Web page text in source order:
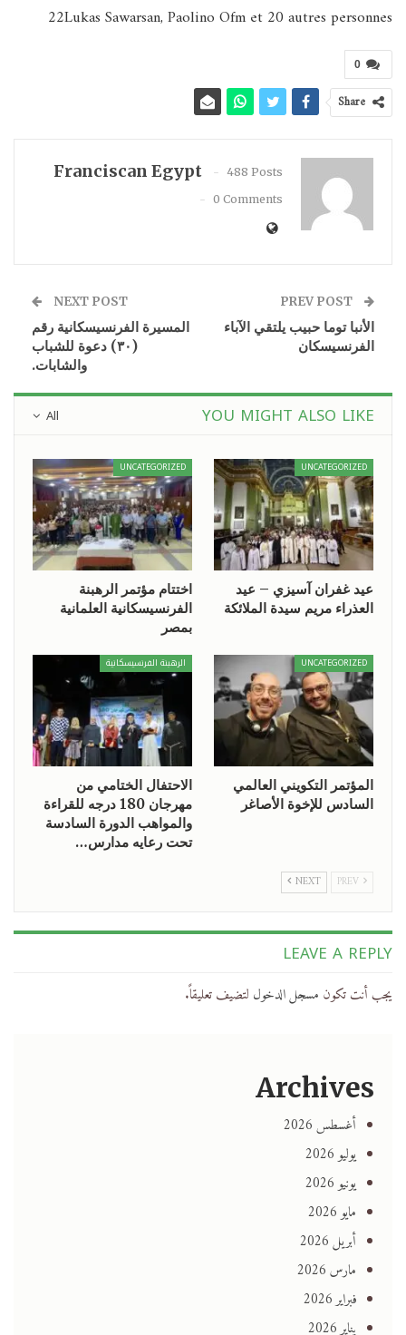
22Lukas Sawarsan, Paolino Ofm et 20 autres personnes
0
Share
Franciscan Egypt
488 Posts
0 Comments
الأنبا توما حبيب يلتقي الآباء
الفرنسيسكان
NEXT POST
المسيرة الفرنسيسكانية رقم
(٣٠) دعوة للشباب
والشابات.
All YOU MIGHT ALSO LIKE
UNCATEGORIZED
عيد غفران آسيزي – عيد
العذراء مريم سيدة الملائكة
UNCATEGORIZED
اختتام مؤتمر الرهبنة
الفرنسيسكانية العلمانية
بمصر
UNCATEGORIZED
المؤتمر التكويني العالمي
السادس للإخوة الأصاغر
الرهبنة الفرنسيسكانية
الاحتفال الختامي من
مهرجان 180 درجه للقراءة
والمواهب الدورة السادسة
تحت رعايه مدارس…
NEXT
LEAVE A REPLY
يجب أنت تكون مسجل الدخول لتضيف تعليقاً.
Archives
أغسطس 2026
يوليو 2026
يونيو 2026
مايو 2026
أبريل 2026
مارس 2026
فبراير 2026
يناير 2026